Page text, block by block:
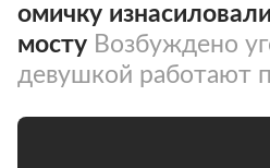
омичку
мосту Возбуждено
девушкой работают